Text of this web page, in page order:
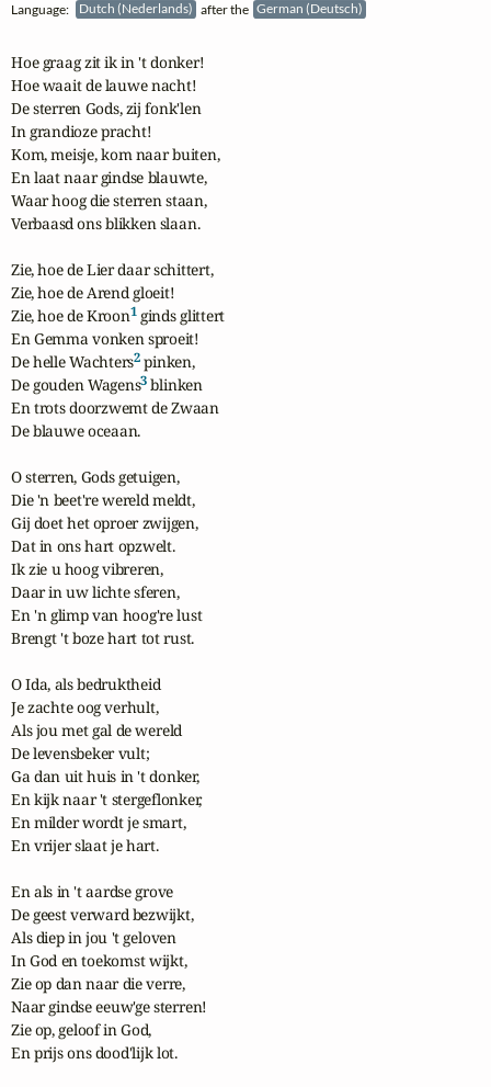
Language: Dutch (Nederlands) after the German (Deutsch)
Hoe graag zit ik in 't donker!
Hoe waait de lauwe nacht!
De sterren Gods, zij fonk'len
In grandioze pracht!
Kom, meisje, kom naar buiten,
En laat naar gindse blauwte,
Waar hoog die sterren staan,
Verbaasd ons blikken slaan.
Zie, hoe de Lier daar schittert,
Zie, hoe de Arend gloeit!
Zie, hoe de Kroon1 ginds glittert
En Gemma vonken sproeit!
De helle Wachters2 pinken,
De gouden Wagens3 blinken
En trots doorzwemt de Zwaan
De blauwe oceaan.
O sterren, Gods getuigen,
Die 'n beet're wereld meldt,
Gij doet het oproer zwijgen,
Dat in ons hart opzwelt.
Ik zie u hoog vibreren,
Daar in uw lichte sferen,
En 'n glimp van hoog're lust
Brengt 't boze hart tot rust.
O Ida, als bedruktheid
Je zachte oog verhult,
Als jou met gal de wereld
De levensbeker vult;
Ga dan uit huis in 't donker,
En kijk naar 't stergeflonker,
En milder wordt je smart,
En vrijer slaat je hart.
En als in 't aardse grove
De geest verward bezwijkt,
Als diep in jou 't geloven
In God en toekomst wijkt,
Zie op dan naar die verre,
Naar gindse eeuw'ge sterren!
Zie op, geloof in God,
En prijs ons dood'lijk lot.